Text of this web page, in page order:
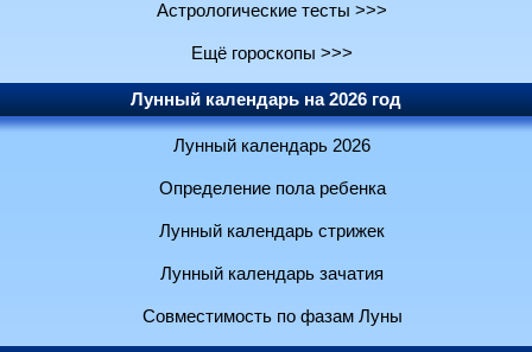
Астрологические тесты >>>
Ещё гороскопы >>>
Лунный календарь на 2026 год
Лунный календарь 2026
Определение пола ребенка
Лунный календарь стрижек
Лунный календарь зачатия
Совместимость по фазам Луны